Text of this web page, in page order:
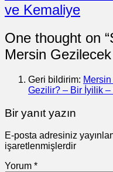
ve Kemaliye
One thought on “
Mersin
Geri bildirim:
Gezilir? – Bir İyilik –
Bir yanıt yazın
E-posta adresiniz
işaretlenmişlerdir
Yorum *